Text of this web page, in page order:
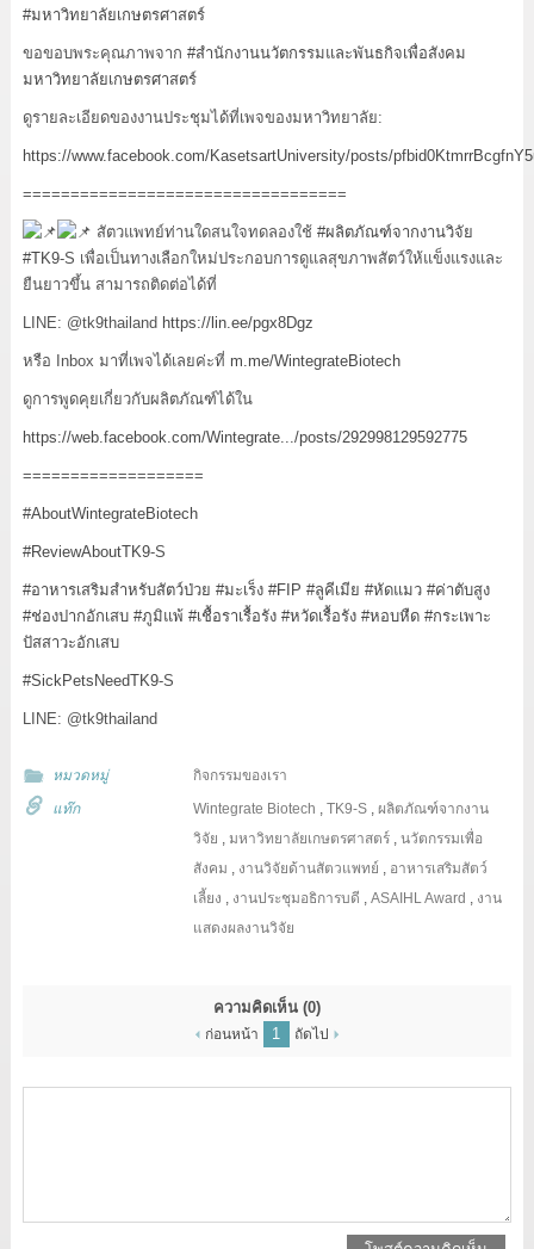
#มหาวิทยาลัยเกษตรศาสตร์
ขอขอบพระคุณภาพจาก #สำนักงานนวัตกรรมและพันธกิจเพื่อสังคม
มหาวิทยาลัยเกษตรศาสตร์
ดูรายละเอียดของงานประชุมได้ที่เพจของมหาวิทยาลัย:
https://www.facebook.com/KasetsartUniversity/posts/
==================================
สัตวแพทย์ท่านใดสนใจทดลองใช้ #ผลิตภัณฑ์จากงานวิจัย
#TK9-S เพื่อเป็นทางเลือกใหม่ประกอบการดูแลสุขภาพสัตว์ให้แข็งแรงและ
ยืนยาวขึ้น สามารถติดต่อได้ที่
LINE: @tk9thailand https://lin.ee/pgx8Dgz
หรือ Inbox มาที่เพจได้เลยค่ะที่ m.me/WintegrateBiotech
ดูการพูดคุยเกี่ยวกับผลิตภัณฑ์ได้ใน
https://web.facebook.com/Wintegrate.../posts/292998129592775
===================
#AboutWintegrateBiotech
#ReviewAboutTK9-S
#อาหารเสริมสำหรับสัตว์ป่วย #มะเร็ง #FIP #ลูคีเมีย #หัดแมว #ค่าตับสูง
#ช่องปากอักเสบ #ภูมิแพ้ #เชื้อราเรื้อรัง #หวัดเรื้อรัง #หอบหืด #กระเพาะ
ปัสสาวะอักเสบ
#SickPetsNeedTK9-S
LINE: @tk9thailand
หมวดหมู่
กิจกรรมของเรา
แท๊ก
Wintegrate Biotech ,TK9-S ,ผลิตภัณฑ์จากงาน
วิจัย ,มหาวิทยาลัยเกษตรศาสตร์ ,นวัตกรรมเพื่อ
สังคม , งานวิจัยด้านสัตวแพทย์ , อาหารเสริมสัตว์
เลี้ยง , งานประชุมอธิการบดี ,ASAIHL Award , งาน
แสดงผลงานวิจัย
ความคิดเห็น (0)
ก่อนหน้า 1 ถัดไป